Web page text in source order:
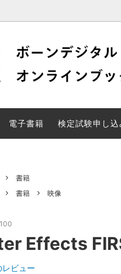
電子書籍 検定試験申し
書籍
書籍
映像
Effects
レビュー